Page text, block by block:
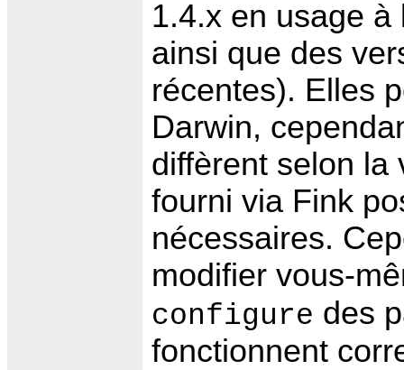
1.4.x en usage
ainsi que des
récentes). Elles
Darwin,
diffèrent selon la
fourni via Fink
nécessaires.
modifier vous-
configure des
fonctionnent